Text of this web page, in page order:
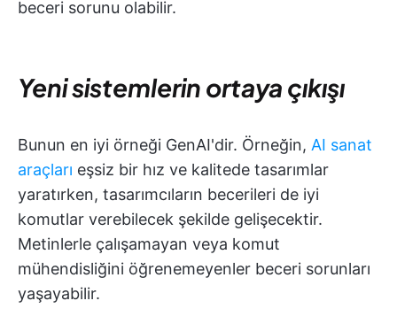
beceri sorunu olabilir.
Yeni sistemlerin ortaya çıkışı
Bunun en iyi örneği GenAI'dir. Örneğin, AI sanat
araçları eşsiz bir hız ve kalitede tasarımlar
yaratırken, tasarımcıların becerileri de iyi
komutlar verebilecek şekilde gelişecektir.
Metinlerle çalışamayan veya komut
mühendisliğini öğrenemeyenler beceri sorunları
yaşayabilir.